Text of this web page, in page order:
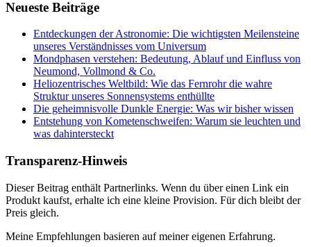
Neueste Beiträge
Entdeckungen der Astronomie: Die wichtigsten Meilensteine
unseres Verständnisses vom Universum
Mondphasen verstehen: Bedeutung, Ablauf und Einfluss von
Neumond, Vollmond & Co.
Heliozentrisches Weltbild: Wie das Fernrohr die wahre
Struktur unseres Sonnensystems enthüllte
Die geheimnisvolle Dunkle Energie: Was wir bisher wissen
Entstehung von Kometenschweifen: Warum sie leuchten und
was dahintersteckt
Transparenz-Hinweis
Dieser Beitrag enthält Partnerlinks. Wenn du über einen Link ein
Produkt kaufst, erhalte ich eine kleine Provision. Für dich bleibt der
Preis gleich.
Meine Empfehlungen basieren auf meiner eigenen Erfahrung.